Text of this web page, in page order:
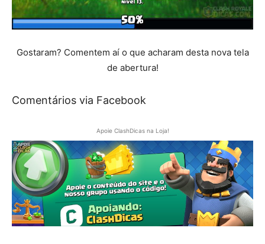
Gostaram? Comentem aí o que acharam desta nova tela
de abertura!
Comentários via Facebook
Apoie ClashDicas na Loja!